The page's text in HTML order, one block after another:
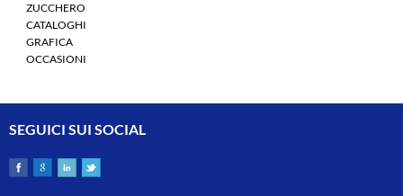
ZUCCHERO
CATALOGHI
GRAFICA
OCCASIONI
SEGUICI SUI SOCIAL